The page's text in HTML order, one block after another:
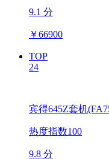
9.1 分
￥66900
TOP
24
宾得645Z套机
热度指数100
9.8 分